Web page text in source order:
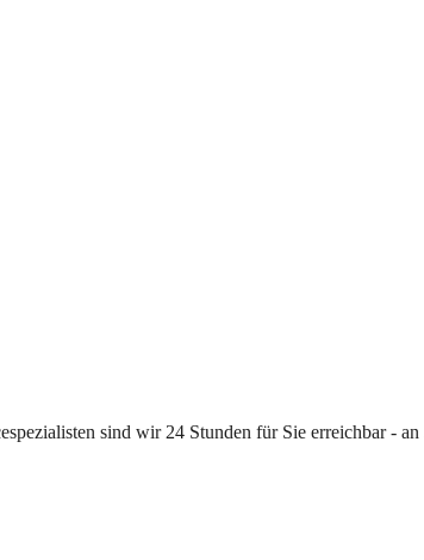
sind wir 24 Stunden für Sie erreichbar -